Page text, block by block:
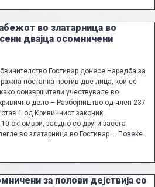
во златарница во
двајца осомничени
Гостивар донесе Наредба за
постапка против две лица, кои се
соизвршители учествувале во
дело – Разбојништво од член 237
1 од Кривичниот законик.
октомври, заедно со други засега
во златарница во Гостивар … Повеќе
за полови дејствија со